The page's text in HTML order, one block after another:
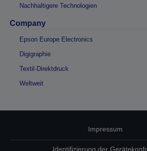
Nachhaltigere Technologien
Company
Epson Europe Electronics
Digigraphie
Textil-Direktdruck
Weltweit
Impressum
Identifizierung der